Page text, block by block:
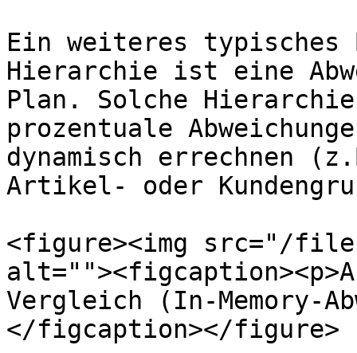
Ein weiteres typisches
Hierarchie ist eine
Plan. Solche
prozentuale
dynamisch errechnen
Artikel- oder
<figure><img src="/files/
Vergleich (In-Memory-
</figcaption></figure>